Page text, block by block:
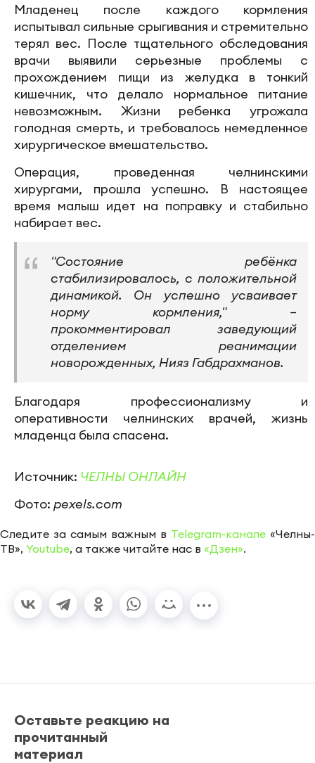
Младенец после каждого кормления
испытывал сильные срыгивания и стремительно
терял вес. После тщательного обследования
врачи выявили серьезные проблемы с
прохождением пищи из желудка в тонкий
кишечник, что делало нормальное питание
невозможным. Жизни ребенка угрожала
голодная смерть, и требовалось немедленное
хирургическое вмешательство.
Операция, проведенная челнинскими
хирургами, прошла успешно. В настоящее
время малыш идет на поправку и стабильно
набирает вес.
"Состояние ребёнка
стабилизировалось, с положительной
динамикой. Он успешно усваивает
норму кормления," –
прокомментировал заведующий
отделением реанимации
новорожденных, Нияз Габдрахманов.
Благодаря профессионализму и
оперативности челнинских врачей, жизнь
младенца была спасена.
Источник: ЧЕЛНЫ ОНЛАЙН
Фото: pexels.com
Следите за самым важным в Telegram-канале «Челны-
ТВ», Youtube, а также читайте нас в «Дзен».
Оставьте реакцию на
прочитанный
материал